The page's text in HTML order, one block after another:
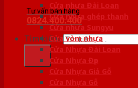
Tư vấn bán hàng
0824.400.400
Tìm kiếm:
Cửa nhựa Đài Loan
Cửa nhựa ghép thanh
Cửa nhựa Sungyu
Cửa vòm nhựa
Cửa Nhựa Đài Loan
Cửa Nhựa Đẹp
Cửa Nhựa Giả Gỗ
Cửa Nhựa Gỗ